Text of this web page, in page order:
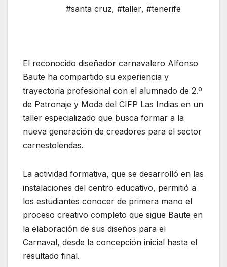
#santa cruz, #taller, #tenerife
El reconocido diseñador carnavalero Alfonso
Baute ha compartido su experiencia y
trayectoria profesional con el alumnado de 2.º
de Patronaje y Moda del CIFP Las Indias en un
taller especializado que busca formar a la
nueva generación de creadores para el sector
carnestolendas.
La actividad formativa, que se desarrolló en las
instalaciones del centro educativo, permitió a
los estudiantes conocer de primera mano el
proceso creativo completo que sigue Baute en
la elaboración de sus diseños para el
Carnaval, desde la concepción inicial hasta el
resultado final.